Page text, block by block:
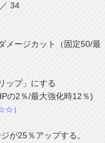
／ 34
メージカット（固定50/最
プ」にする
/最大強化時12％)
）
が25％アップする。